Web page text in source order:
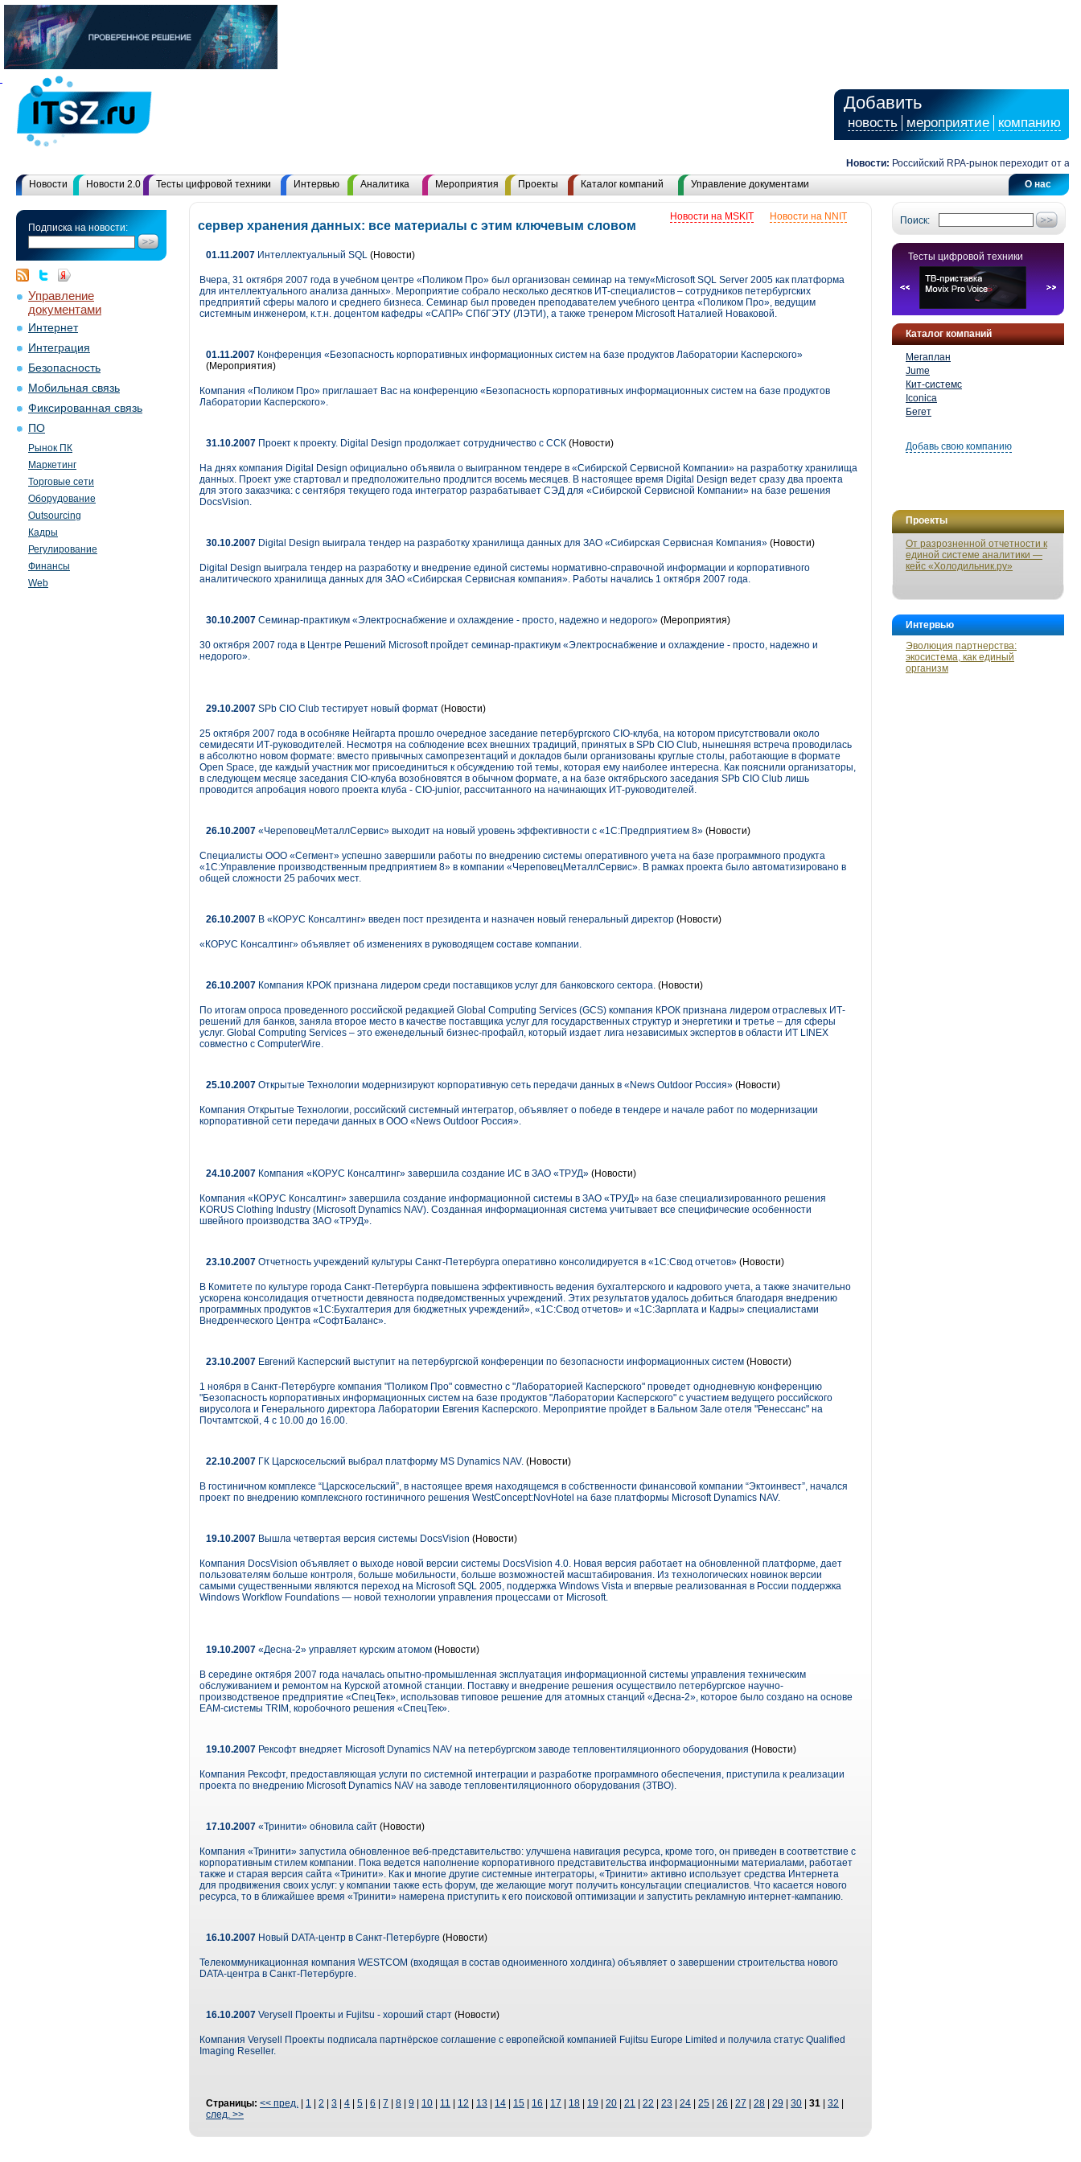
Добавить
новость мероприятие компанию
Новости: Российский RPA-рынок переходит от
О нас
Новости Новости 2.0 Тесты цифровой техники Интервью Аналитика Мероприятия Проекты Каталог компаний Управление документами
Подписка на новости:
Управление
документами
Интернет
Интеграция
Безопасность
Мобильная связь
Фиксированная связь
ПО
Рынок ПК
Маркетинг
Торговые сети
Оборудование
Outsourcing
Кадры
Регулирование
Финансы
Web
Поиск:
Тесты цифровой техники
Каталог компаний
Мегаплан
Jume
Кит-системс
Iconica
Бегет
Добавь свою компанию
Проекты
От разрозненной отчетности к
единой системе аналитики —
кейс «Холодильник.ру»
Интервью
Эволюция партнерства:
экосистема, как единый
организм
Новости на NNIT
Новости на MSKIT
сервер хранения данных: все материалы с этим ключевым словом
01.11.2007 Интеллектуальный SQL (Новости)
Вчера, 31 октября 2007 года в учебном центре «Поликом Про» был организован семинар на тему«Microsoft SQL Server 2005 как платформа
для интеллектуального анализа данных». Мероприятие собрало несколько десятков ИТ-специалистов – сотрудников петербургских
предприятий сферы малого и среднего бизнеса. Семинар был проведен преподавателем учебного центра «Поликом Про», ведущим
системным инженером, к.т.н. доцентом кафедры «САПР» СПбГЭТУ (ЛЭТИ), а также тренером Microsoft Наталией Новаковой.
01.11.2007 Конференция «Безопасность корпоративных информационных систем на базе продуктов Лаборатории Касперского»
(Мероприятия)
Компания «Поликом Про» приглашает Вас на конференцию «Безопасность корпоративных информационных систем на базе продуктов
Лаборатории Касперского».
31.10.2007 Проект к проекту. Digital Design продолжает сотрудничество с ССК (Новости)
На днях компания Digital Design официально объявила о выигранном тендере в «Сибирской Сервисной Компании» на разработку хранилища
данных. Проект уже стартовал и предположительно продлится восемь месяцев. В настоящее время Digital Design ведет сразу два проекта
для этого заказчика: с сентября текущего года интегратор разрабатывает СЭД для «Сибирской Сервисной Компании» на базе решения
DocsVision.
30.10.2007 Digital Design выиграла тендер на разработку хранилища данных для ЗАО «Сибирская Сервисная Компания» (Новости)
Digital Design выиграла тендер на разработку и внедрение единой системы нормативно-справочной информации и корпоративного
аналитического хранилища данных для ЗАО «Сибирская Сервисная компания». Работы начались 1 октября 2007 года.
30.10.2007 Семинар-практикум «Электроснабжение и охлаждение - просто, надежно и недорого» (Мероприятия)
30 октября 2007 года в Центре Решений Microsoft пройдет семинар-практикум «Электроснабжение и охлаждение - просто, надежно и
недорого».
29.10.2007 SPb CIO Club тестирует новый формат (Новости)
25 октября 2007 года в особняке Нейгарта прошло очередное заседание петербургского CIO-клуба, на котором присутствовали около
семидесяти ИТ-руководителей. Несмотря на соблюдение всех внешних традиций, принятых в SPb CIO Club, нынешняя встреча проводилась
в абсолютно новом формате: вместо привычных самопрезентаций и докладов были организованы круглые столы, работающие в формате
Open Space, где каждый участник мог присоединиться к обсуждению той темы, которая ему наиболее интересна. Как пояснили организаторы,
в следующем месяце заседания CIO-клуба возобновятся в обычном формате, а на базе октябрьского заседания SPb CIO Club лишь
проводится апробация нового проекта клуба - CIO-junior, рассчитанного на начинающих ИТ-руководителей.
26.10.2007 «ЧереповецМеталлСервис» выходит на новый уровень эффективности с «1С:Предприятием 8» (Новости)
Специалисты ООО «Сегмент» успешно завершили работы по внедрению системы оперативного учета на базе программного продукта
«1С:Управление производственным предприятием 8» в компании «ЧереповецМеталлСервис». В рамках проекта было автоматизировано в
общей сложности 25 рабочих мест.
26.10.2007 В «КОРУС Консалтинг» введен пост президента и назначен новый генеральный директор (Новости)
«КОРУС Консалтинг» объявляет об изменениях в руководящем составе компании.
26.10.2007 Компания КРОК признана лидером среди поставщиков услуг для банковского сектора. (Новости)
По итогам опроса проведенного российской редакцией Global Computing Services (GCS) компания КРОК признана лидером отраслевых ИТ-
решений для банков, заняла второе место в качестве поставщика услуг для государственных структур и энергетики и третье – для сферы
услуг. Global Computing Services – это еженедельный бизнес-профайл, который издает лига независимых экспертов в области ИТ LINEX
совместно с ComputerWire.
25.10.2007 Открытые Технологии модернизируют корпоративную сеть передачи данных в «News Outdoor Россия» (Новости)
Компания Открытые Технологии, российский системный интегратор, объявляет о победе в тендере и начале работ по модернизации
корпоративной сети передачи данных в ООО «News Outdoor Россия».
24.10.2007 Компания «КОРУС Консалтинг» завершила создание ИС в ЗАО «ТРУД» (Новости)
Компания «КОРУС Консалтинг» завершила создание информационной системы в ЗАО «ТРУД» на базе специализированного решения
KORUS Clothing Industry (Microsoft Dynamics NAV). Созданная информационная система учитывает все специфические особенности
швейного производства ЗАО «ТРУД».
23.10.2007 Отчетность учреждений культуры Санкт-Петербурга оперативно консолидируется в «1С:Свод отчетов» (Новости)
В Комитете по культуре города Санкт-Петербурга повышена эффективность ведения бухгалтерского и кадрового учета, а также значительно
ускорена консолидация отчетности девяноста подведомственных учреждений. Этих результатов удалось добиться благодаря внедрению
программных продуктов «1С:Бухгалтерия для бюджетных учреждений», «1С:Свод отчетов» и «1С:Зарплата и Кадры» специалистами
Внедренческого Центра «СофтБаланс».
23.10.2007 Евгений Касперский выступит на петербургской конференции по безопасности информационных систем (Новости)
1 ноября в Санкт-Петербурге компания "Поликом Про" совместно с "Лабораторией Касперского" проведет однодневную конференцию
"Безопасность корпоративных информационных систем на базе продуктов "Лаборатории Касперского" с участием ведущего российского
вирусолога и Генерального директора Лаборатории Евгения Касперского. Мероприятие пройдет в Бальном Зале отеля "Ренессанс" на
Почтамтской, 4 с 10.00 до 16.00.
22.10.2007 ГК Царскосельский выбрал платформу MS Dynamics NAV. (Новости)
В гостиничном комплексе “Царскосельский”, в настоящее время находящемся в собственности финансовой компании “Эктоинвест”, начался
проект по внедрению комплексного гостиничного решения WestConcept:NovHotel на базе платформы Microsoft Dynamics NAV.
19.10.2007 Вышла четвертая версия системы DocsVision (Новости)
Компания DocsVision объявляет о выходе новой версии системы DocsVision 4.0. Новая версия работает на обновленной платформе, дает
пользователям больше контроля, больше мобильности, больше возможностей масштабирования. Из технологических новинок версии
самыми существенными являются переход на Microsoft SQL 2005, поддержка Windows Vista и впервые реализованная в России поддержка
Windows Workflow Foundations — новой технологии управления процессами от Microsoft.
19.10.2007 «Десна-2» управляет курским атомом (Новости)
В середине октября 2007 года началась опытно-промышленная эксплуатация информационной системы управления техническим
обслуживанием и ремонтом на Курской атомной станции. Поставку и внедрение решения осуществило петербургское научно-
производственое предприятие «СпецТек», использовав типовое решение для атомных станций «Десна-2», которое было создано на основе
ЕАМ-системы TRIM, коробочного решения «СпецТек».
19.10.2007 Рексофт внедряет Microsoft Dynamics NAV на петербургском заводе тепловентиляционного оборудования (Новости)
Компания Рексофт, предоставляющая услуги по системной интеграции и разработке программного обеспечения, приступила к реализации
проекта по внедрению Microsoft Dynamics NAV на заводе тепловентиляционного оборудования (ЗТВО).
17.10.2007 «Тринити» обновила сайт (Новости)
Компания «Тринити» запустила обновленное веб-представительство: улучшена навигация ресурса, кроме того, он приведен в соответствие с
корпоративным стилем компании. Пока ведется наполнение корпоративного представительства информационными материалами, работает
также и старая версия сайта «Тринити». Как и многие другие системные интеграторы, «Тринити» активно использует средства Интернета
для продвижения своих услуг: у компании также есть форум, где желающие могут получить консультации специалистов. Что касается нового
ресурса, то в ближайшее время «Тринити» намерена приступить к его поисковой оптимизации и запустить рекламную интернет-кампанию.
16.10.2007 Новый DATA-центр в Cанкт-Петербурге (Новости)
Телекоммуникационная компания WESTCOM (входящая в состав одноименного холдинга) объявляет о завершении строительства нового
DATA-центра в Cанкт-Петербурге.
16.10.2007 Verysell Проекты и Fujitsu - хороший старт (Новости)
Компания Verysell Проекты подписала партнёрское соглашение с европейской компанией Fujitsu Europe Limited и получила статус Qualified
Imaging Reseller.
Страницы: << пред. 1 2 3 4 5 6 7 8 9 10 11 12 13 14 15 16 17 18 19 20 21 22 23 24 25 26 27 28 29 30 31 32
след. >>